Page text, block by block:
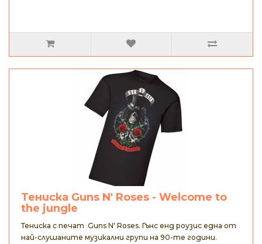
Тениска Guns N' Roses - Welcome to
the jungle
Тениска с печат Guns N' Roses. Гънс енд роузис една от
най-слушаните музикални групи на 90-те години.